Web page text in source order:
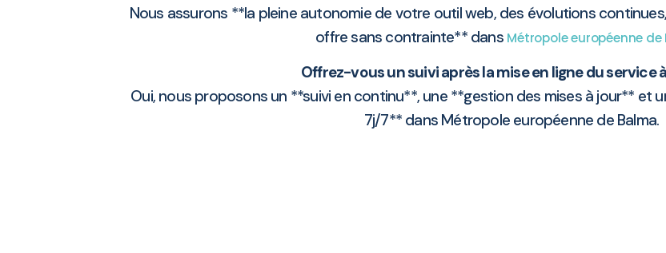
Nous assurons **la pleine autonomie de votre outil web, des évolutions
offre sans contrainte** dans Métropole européenne de
Offrez-vous un suivi après la mise en ligne du service
Oui, nous proposons un **suivi en continu**, une **gestion des mises à jour** et
7j/7** dans Métropole européenne de Balma.